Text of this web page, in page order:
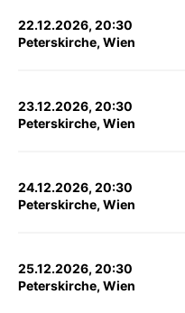
22.12.2026, 20:30
Peterskirche, Wien
23.12.2026, 20:30
Peterskirche, Wien
24.12.2026, 20:30
Peterskirche, Wien
25.12.2026, 20:30
Peterskirche, Wien